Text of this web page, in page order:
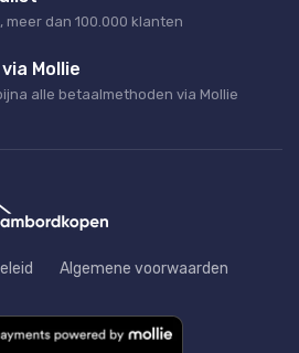
meer dan 100.000 klanten
Mollie
alle betaalmethoden via Mollie
Algemene voorwaarden